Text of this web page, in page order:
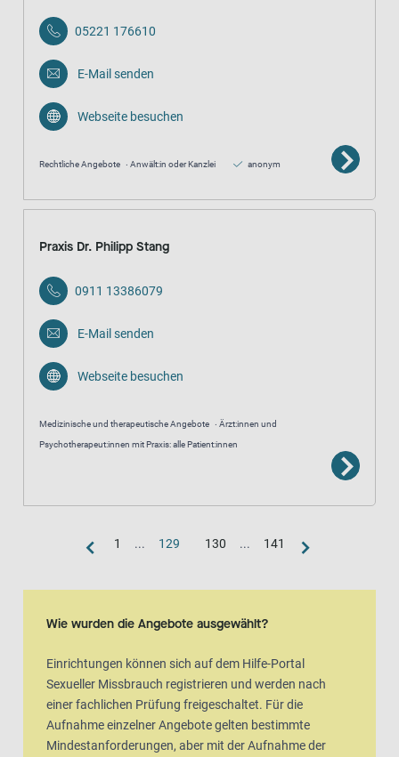
05221 176610
E-Mail senden
Webseite besuchen
Rechtliche Angebote Anwält:in oder Kanzlei anonym
Praxis Dr. Philipp Stang
0911 13386079
E-Mail senden
Webseite besuchen
Medizinische und therapeutische Angebote
Ärzt:innen und
Psychotherapeut:innen mit Praxis: alle Patient:innen
1 ... 129 130 ... 141
Kartenansicht
Wie wurden die Angebote ausgewählt?
Einrichtungen können sich auf dem Hilfe-Portal
Sexueller Missbrauch registrieren und werden nach
einer fachlichen Prüfung freigeschaltet. Für die
Aufnahme einzelner Angebote gelten bestimmte
Mindestanforderungen, aber mit der Aufnahme der